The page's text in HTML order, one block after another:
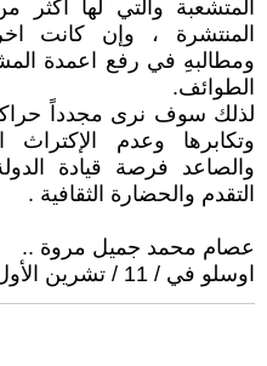
المتشعبة والتي لها
المنتشرة ، وإن كانت
ومطالبهِ في رفع اعمدة
الطوائف.
لذلك سوف نرى مجدداً
وتكابرها وعدم
والصاعد فرصة قيادة
التقدم والحضارة الثقافية .
عصام محمد جميل مروة ..
اوسلو في / 11 / تشرين الأول -اكتوبر / 2020 / ..